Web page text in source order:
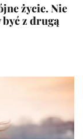
życie. Nie
z drugą